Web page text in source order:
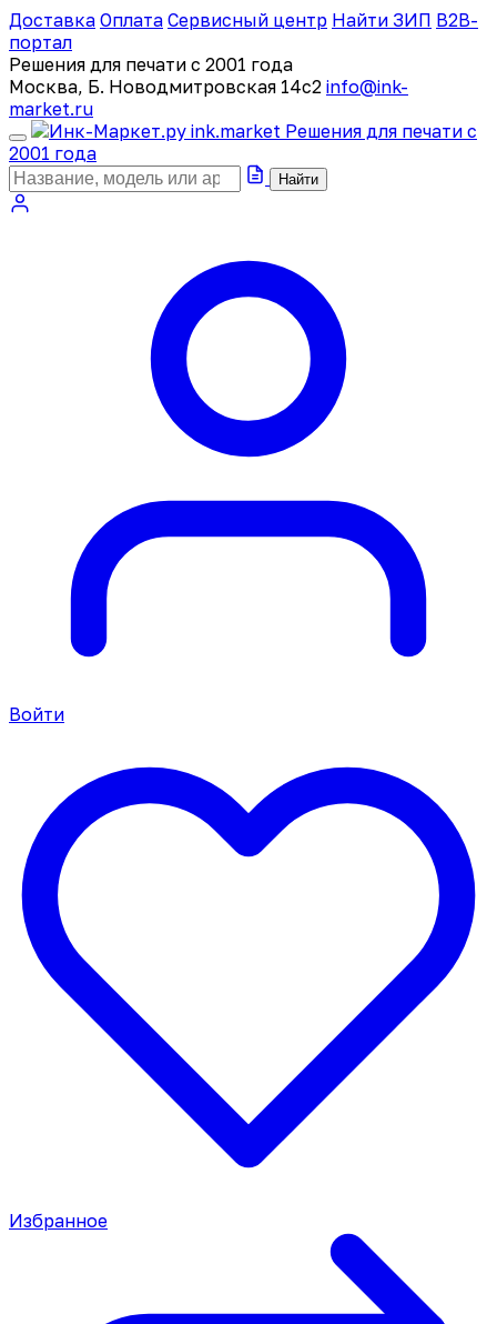
Доставка Оплата Сервисный центр Найти ЗИП B2B-
портал
Решения для печати с 2001 года
Москва, Б. Новодмитровская 14с2 info@ink-
market.ru
ink.market Решения для печати с
2001 года
Найти
Войти
Избранное